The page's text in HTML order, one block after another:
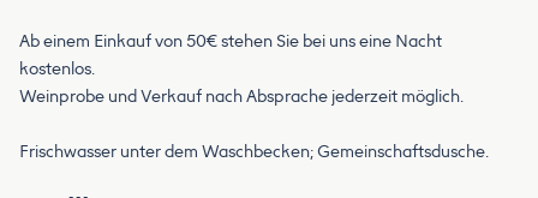
Ab einem Einkauf von 50€ stehen Sie bei uns eine Nacht
kostenlos.
Weinprobe und Verkauf nach Absprache jederzeit möglich.
Frischwasser unter dem Waschbecken; Gemeinschaftsdusche.